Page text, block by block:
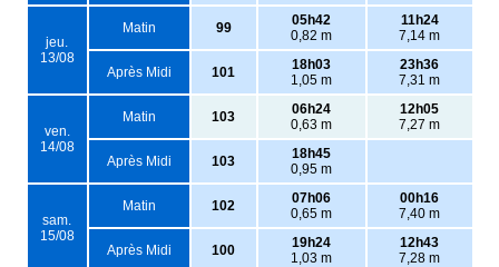
jeu.
13/08
Matin 99
05h42
0,82 m
11h24
7,14 m
Après Midi 101
18h03
1,05 m
23h36
7,31 m
ven.
14/08
Matin 103
06h24
0,63 m
12h05
7,27 m
Après Midi 103
18h45
0,95 m
sam.
15/08
Matin 102
07h06
0,65 m
00h16
7,40 m
Après Midi 100
19h24
1,03 m
12h43
7,28 m